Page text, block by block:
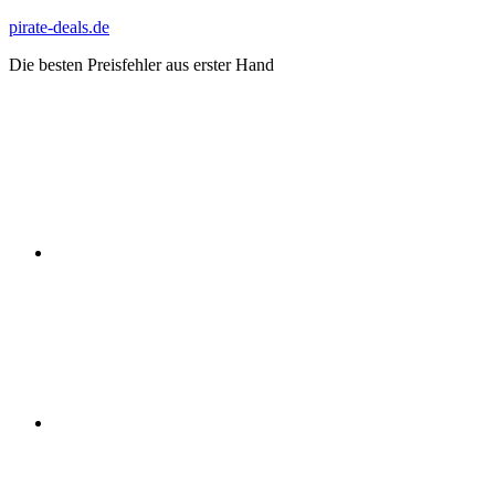
Zum
springen
pirate-deals.de
Die besten Preisfehler aus erster Hand